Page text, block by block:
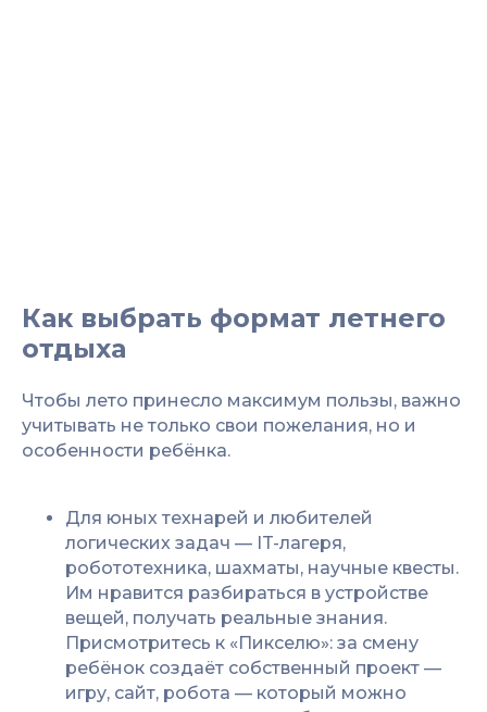
Как выбрать формат летнего
отдыха
Чтобы лето принесло максимум пользы, важно
учитывать не только свои пожелания, но и
особенности ребёнка.
Для юных технарей и любителей
логических задач — IT-лагеря,
робототехника, шахматы, научные квесты.
Им нравится разбираться в устройстве
вещей, получать реальные знания.
Присмотритесь к «Пикселю»: за смену
ребёнок создаёт собственный проект —
игру, сайт, робота — который можно